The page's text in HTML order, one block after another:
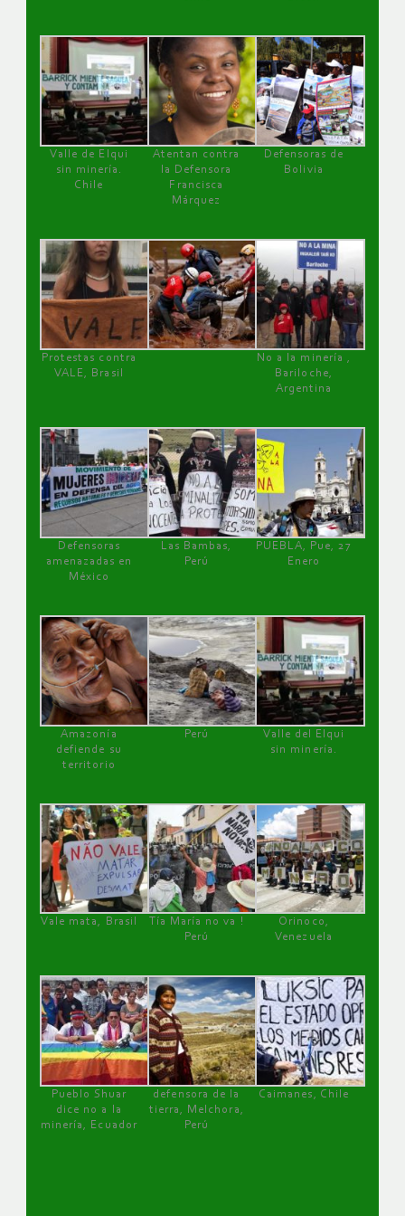
Valle de Elqui
sin minería.
Chile
Atentan contra
la Defensora
Francisca
Márquez
Defensoras de
Bolivia
Protestas contra
VALE, Brasil
No a la minería ,
Bariloche,
Argentina
Defensoras
amenazadas en
México
Las Bambas,
Perú
PUEBLA, Pue, 27
Enero
Amazonía
defiende su
territorio
Perú
Valle del Elqui
sin minería.
Vale mata, Brasil
Tía María no va !
Perú
Orinoco,
Venezuela
Pueblo Shuar
dice no a la
minería, Ecuador
defensora de la
tierra, Melchora,
Perú
Caimanes, Chile